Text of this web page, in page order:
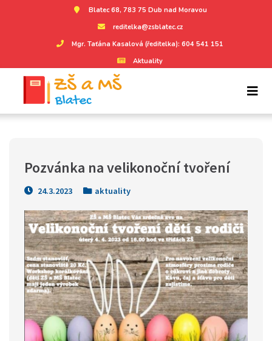
Blatec 68, 783 75 Dub nad Moravou
reditelka@zsblatec.cz
Mgr. Taťána Kasalová (ředitelka): 604 541 151
Aktuality
Pozvánka na velikonoční tvoření
24.3.2023 aktuality